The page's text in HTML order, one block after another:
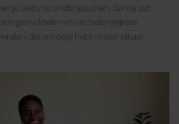
je baby te ondersteunen. Santé zet
en de belangrijkste
die je nodig hebt onder elkaar: